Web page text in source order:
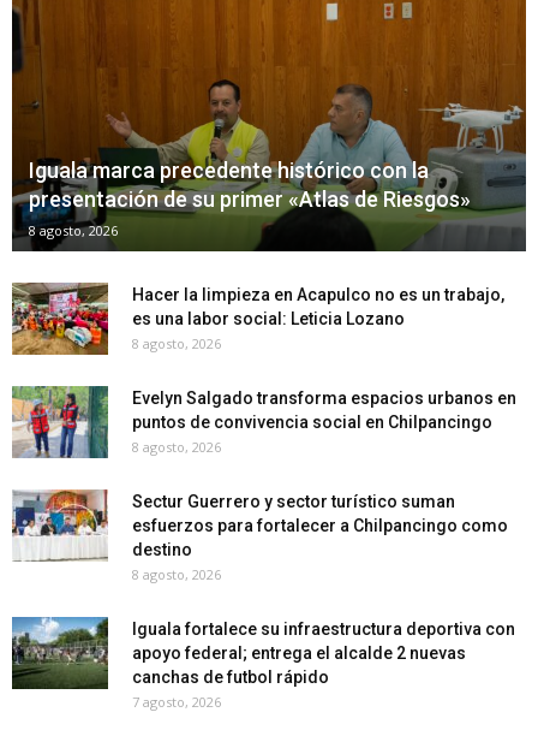
Iguala marca precedente histórico con la
presentación de su primer «Atlas de Riesgos»
8 agosto, 2026
Hacer la limpieza en Acapulco no es un trabajo,
es una labor social: Leticia Lozano
8 agosto, 2026
Evelyn Salgado transforma espacios urbanos en
puntos de convivencia social en Chilpancingo
8 agosto, 2026
Sectur Guerrero y sector turístico suman
esfuerzos para fortalecer a Chilpancingo como
destino
8 agosto, 2026
Iguala fortalece su infraestructura deportiva con
apoyo federal; entrega el alcalde 2 nuevas
canchas de futbol rápido
7 agosto, 2026